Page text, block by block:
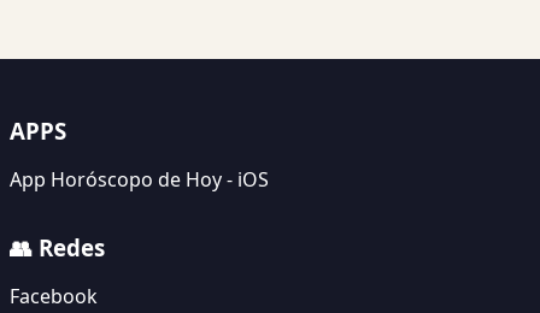
APPS
App Horóscopo de Hoy - iOS
👥 Redes
Facebook